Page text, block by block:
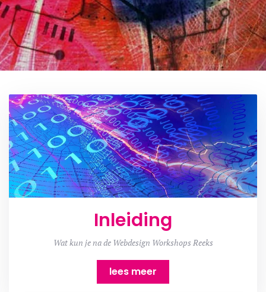
Inleiding
Wat kun je na de Webdesign Workshops Reeks
lees meer